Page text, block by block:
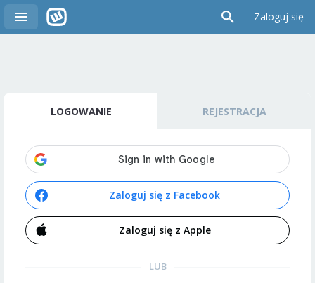
Zaloguj się
LOGOWANIE REJESTRACJA
Zaloguj się z Facebook
Zaloguj się z Apple
LUB